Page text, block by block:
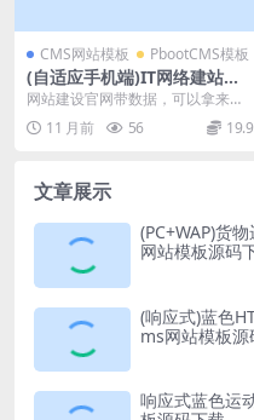
CMS网站模板 PbootCMS模板
(自适应手机端)IT网络建站公
司pbootcms模板_互联网营销
企业网站源码下载
网站建设官网带数据，可以拿来直
接改个名字就能用 网站建设官网包
含 在线留言、网站...
11 月前 56 19.9
文章展示
(PC+WAP)货
网站模板源码
(响应式)蓝色
ms网站模板源
响应式蓝色运